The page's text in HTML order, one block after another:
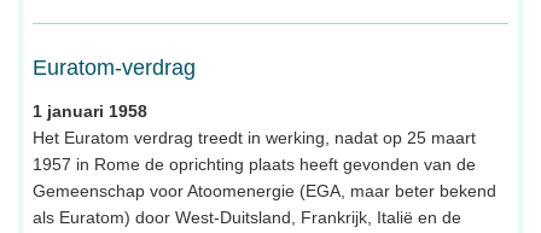
Euratom-verdrag
1 januari 1958
Het Euratom verdrag treedt in werking, nadat op 25 maart
1957 in Rome de oprichting plaats heeft gevonden van de
Gemeenschap voor Atoomenergie (EGA, maar beter bekend
als Euratom) door West-Duitsland, Frankrijk, Italië en de